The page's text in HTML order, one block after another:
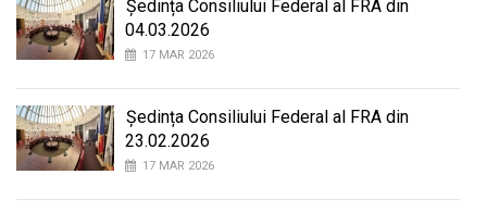
Ședința Consiliului Federal al FRA din
04.03.2026
17 MAR 2026
Ședința Consiliului Federal al FRA din
23.02.2026
17 MAR 2026